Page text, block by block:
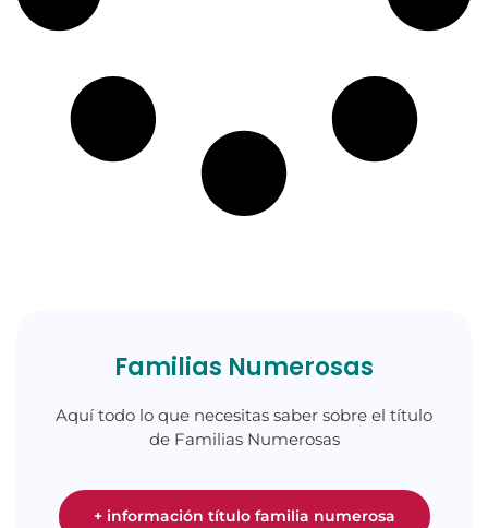
Familias Numerosas
Aquí todo lo que necesitas saber sobre el título
de Familias Numerosas
+ información título familia numerosa